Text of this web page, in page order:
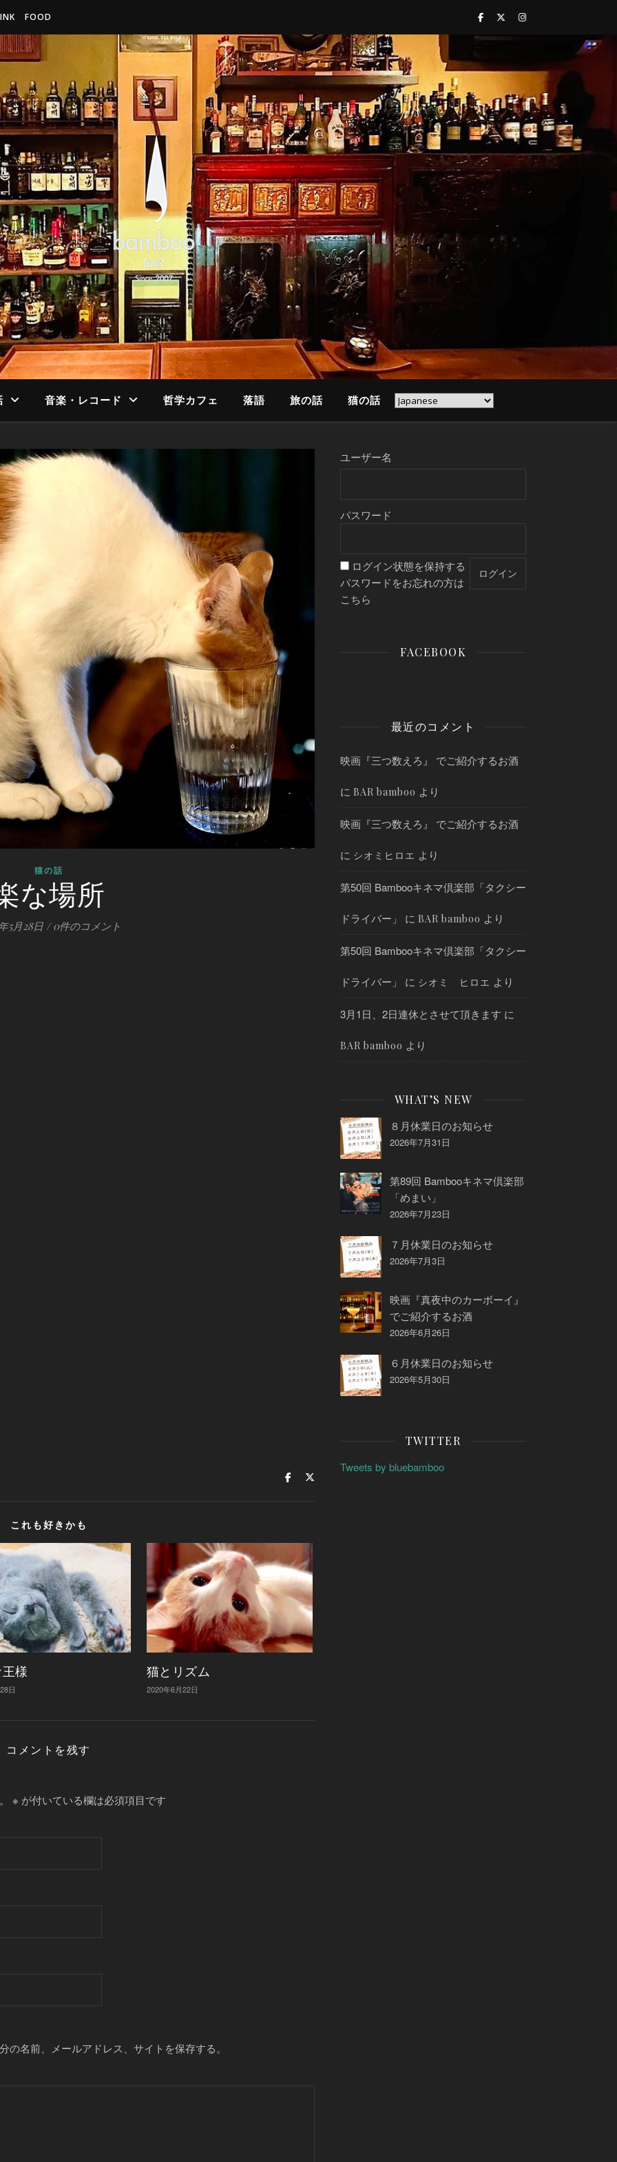
FOOD
音楽・レコード 哲学カフェ 落語 旅の話 猫の話
猫の話
な場所
5月28日 / 0件のコメント
これも好きかも
様
日
猫とリズム
2020年6月22日
コメントを残す
※ が付いている欄は必須項目です
名前、メールアドレス、サイトを保存する。
ユーザー名
パスワード
ログイン状態を保持する
パスワードをお忘れの方は
こちら
FACEBOOK
最近のコメント
映画『三つ数えろ』 でご紹介するお酒
に BAR bamboo より
映画『三つ数えろ』 でご紹介するお酒
に シオミヒロエ より
第50回 Bambooキネマ倶楽部「タクシー
ドライバー」 に BAR bamboo より
第50回 Bambooキネマ倶楽部「タクシー
ドライバー」 に シオミ ヒロエ より
3月1日、2日連休とさせて頂きます に
BAR bamboo より
WHAT’S NEW
８月休業日のお知らせ
2026年7月31日
第89回 Bambooキネマ倶楽部
「めまい」
2026年7月23日
７月休業日のお知らせ
2026年7月3日
映画『真夜中のカーボーイ』
でご紹介するお酒
2026年6月26日
６月休業日のお知らせ
2026年5月30日
TWITTER
Tweets by bluebamboo